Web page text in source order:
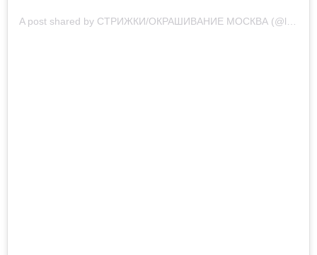
A post shared by СТРИЖКИ/ОКРАШИВАНИЕ МОСКВА (@lanaamos.style)